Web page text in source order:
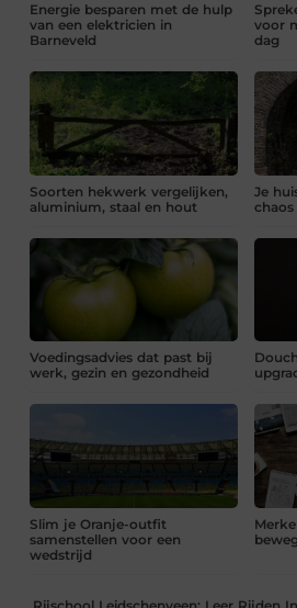
Energie besparen met de hulp
van een elektricien in
Barneveld
voor
dag
Soorten hekwerk vergelijken,
aluminium, staal en hout
Je
Voedingsadvies dat past bij
werk, gezin en gezondheid
Slim je Oranje-outfit
samenstellen voor een
wedstrijd